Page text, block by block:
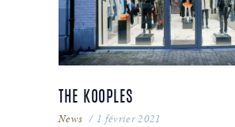
THE KOOPLES
News 1 février 2021